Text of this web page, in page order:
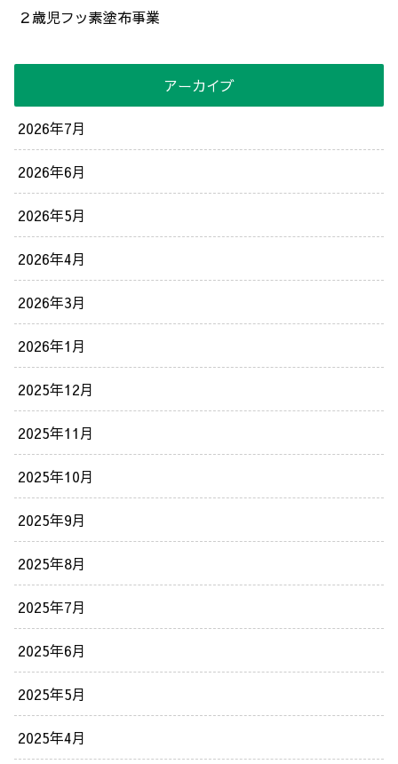
２歳児フッ素塗布事業
アーカイブ
2026年7月
2026年6月
2026年5月
2026年4月
2026年3月
2026年1月
2025年12月
2025年11月
2025年10月
2025年9月
2025年8月
2025年7月
2025年6月
2025年5月
2025年4月